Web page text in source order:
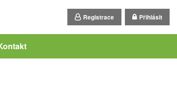
Registrace Přihlásit